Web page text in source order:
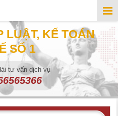
LUẬT, KẾ TOÁN
SỐ 1
tư vấn dịch vụ